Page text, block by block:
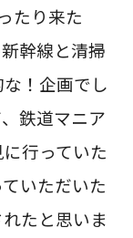
たり来た
幹線と清掃
！企画でし
鉄道マニア
行っていた
いただいた
たと思いま